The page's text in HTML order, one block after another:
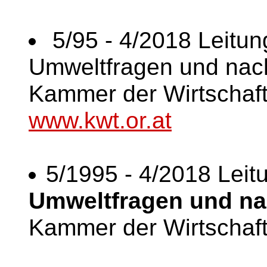
5/95 - 4/2018
Umweltfragen und
Kammer der
www.kwt.or.at
5/1995 - 4/2018
Umweltfragen und
Kammer der